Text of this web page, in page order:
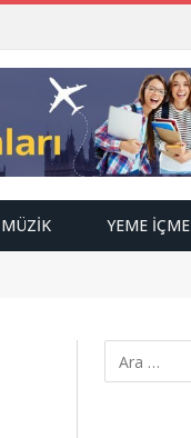
MÜZIK YEME İÇME